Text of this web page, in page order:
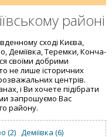
районі
сході Києва,
Деміївка, Теремки, Конча-
своїми добрими
не лише історичних
центрів.
і Ви хочете підібрати
запрошуємо Вас
району.
(2) Деміївка (6)